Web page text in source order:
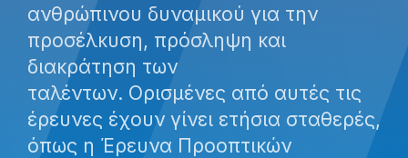
ανθρώπινου δυναμικού για την
προσέλκυση, πρόσληψη και
διακράτηση των
ταλέντων. Ορισμένες από αυτές τις
έρευνες έχουν γίνει ετήσια σταθερές,
όπως η Έρευνα Προοπτικών